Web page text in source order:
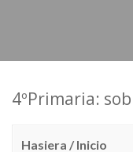
4ºPrimaria:
Hasiera / Inicio